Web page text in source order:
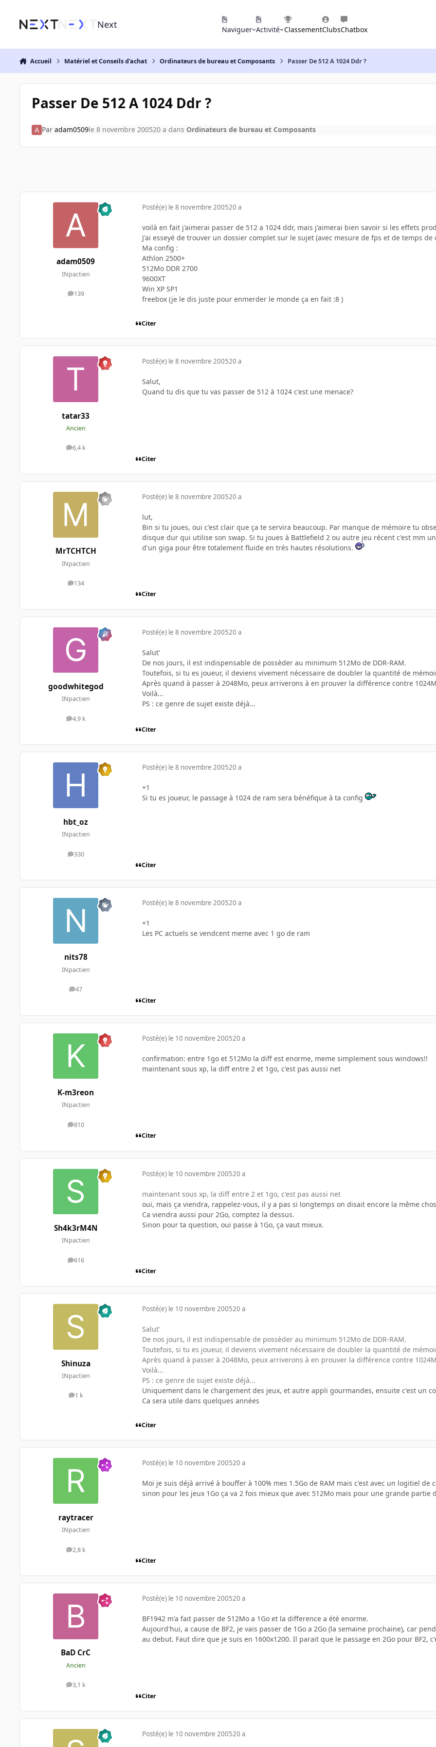
Next Naviguer Activité ClassementClubsChatbox
Accueil Matériel et Conseils d'achat Ordinateurs de bureau et Composants Passer De 512 A 1024 Ddr ?
Passer De 512 A 1024 Ddr ?
Par adam0509le 8 novembre 200520 a dans Ordinateurs de bureau et Composants
adam0509
INpactien
139
messages
Posté(e) le 8 novembre 200520 a
voilà en fait j'aimerai passer de 512 a 1024 ddr, mais j'aimerai bien savoir si les effets
J'ai esseyé de trouver un dossier complet sur le sujet (avec mesure de fps et de temps
Ma config :
Athlon 2500+
512Mo DDR 2700
9600XT
Win XP SP1
freebox (je le dis juste pour enmerder le monde ça en fait :8 )
Citer
tatar33
Ancien
6,4 k
messages
Posté(e) le 8 novembre 200520 a
Salut,
Quand tu dis que tu vas passer de 512 à 1024 c'est une menace?
Citer
MrTCHTCH
INpactien
134
messages
Posté(e) le 8 novembre 200520 a
lut,
Bin si tu joues, oui c'est clair que ça te servira beaucoup. Par manque de mémoire tu
disque dur qui utilise son swap. Si tu joues à Battlefield 2 ou autre jeu récent c'est mm
d'un giga pour être totalement fluide en trés hautes résolutions.
Citer
goodwhitegod
INpactien
4,9 k
messages
Posté(e) le 8 novembre 200520 a
Salut'
De nos jours, il est indispensable de possèder au minimum 512Mo de DDR-RAM.
Toutefois, si tu es joueur, il deviens vivement nécessaire de doubler la quantité de
Après quand à passer à 2048Mo, peux arriverons à en prouver la différence contre
Voilà...
PS : ce genre de sujet existe déjà...
Citer
hbt_oz
INpactien
330
messages
Posté(e) le 8 novembre 200520 a
+1
Si tu es joueur, le passage à 1024 de ram sera bénéfique à ta config
Citer
nits78
INpactien
47
messages
Posté(e) le 8 novembre 200520 a
+1
Les PC actuels se vendcent meme avec 1 go de ram
Citer
K-m3reon
INpactien
810
messages
Posté(e) le 10 novembre 200520 a
confirmation: entre 1go et 512Mo la diff est enorme, meme simplement sous windows!!
maintenant sous xp, la diff entre 2 et 1go, c'est pas aussi net
Citer
Sh4k3rM4N
INpactien
616
messages
Posté(e) le 10 novembre 200520 a
maintenant sous xp, la diff entre 2 et 1go, c'est pas aussi net
oui, mais ça viendra, rappelez-vous, il y a pas si longtemps on disait encore la même
Ca viendra aussi pour 2Go, comptez la dessus.
Sinon pour ta question, oui passe à 1Go, ça vaut mieux.
Citer
Shinuza
INpactien
1 k
messages
Posté(e) le 10 novembre 200520 a
Salut'
De nos jours, il est indispensable de possèder au minimum 512Mo de DDR-RAM.
Toutefois, si tu es joueur, il deviens vivement nécessaire de doubler la quantité de
Après quand à passer à 2048Mo, peux arriverons à en prouver la différence contre
Voilà...
PS : ce genre de sujet existe déjà...
Uniquement dans le chargement des jeux, et autre appli gourmandes, ensuite c'est un
Ca sera utile dans quelques années
Citer
raytracer
INpactien
2,8 k
messages
Posté(e) le 10 novembre 200520 a
Moi je suis déjà arrivé à bouffer à 100% mes 1.5Go de RAM mais c'est avec un logitiel de
sinon pour les jeux 1Go ça va 2 fois mieux que avec 512Mo mais pour une grande
Citer
BaD CrC
Ancien
3,1 k
messages
Posté(e) le 10 novembre 200520 a
BF1942 m'a fait passer de 512Mo a 1Go et la difference a été enorme.
Aujourd'hui, a cause de BF2, je vais passer de 1Go a 2Go (la semaine prochaine), car
au debut. Faut dire que je suis en 1600x1200. Il parait que le passage en 2Go pour BF2,
Citer
Posté(e) le 10 novembre 200520 a